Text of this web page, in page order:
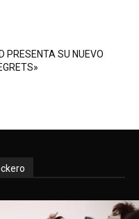
PRESENTA SU NUEVO